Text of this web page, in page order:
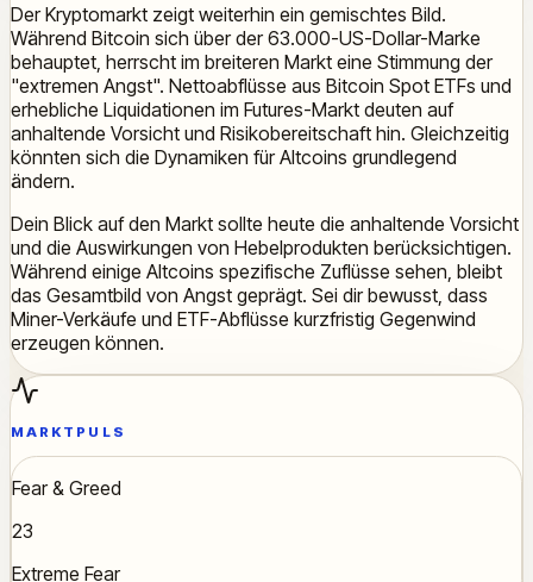
Der Kryptomarkt zeigt weiterhin ein gemischtes Bild.
Während Bitcoin sich über der 63.000-US-Dollar-Marke
behauptet, herrscht im breiteren Markt eine Stimmung der
"extremen Angst". Nettoabflüsse aus Bitcoin Spot ETFs und
erhebliche Liquidationen im Futures-Markt deuten auf
anhaltende Vorsicht und Risikobereitschaft hin. Gleichzeitig
könnten sich die Dynamiken für Altcoins grundlegend
ändern.
Dein Blick auf den Markt sollte heute die anhaltende Vorsicht
und die Auswirkungen von Hebelprodukten berücksichtigen.
Während einige Altcoins spezifische Zuflüsse sehen, bleibt
das Gesamtbild von Angst geprägt. Sei dir bewusst, dass
Miner-Verkäufe und ETF-Abflüsse kurzfristig Gegenwind
erzeugen können.
MARKTPULS
Fear & Greed
23
Extreme Fear